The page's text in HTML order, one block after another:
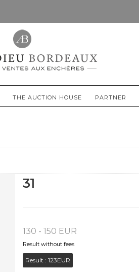
THE AUCTION HOUSE PARTNER
31
130 - 150 EUR
Result without fees
Result : 123EUR